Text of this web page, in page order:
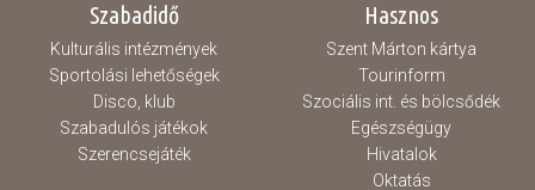
Szabadidő
Kulturális intézmények
Sportolási lehetőségek
Disco, klub
Szabadulós játékok
Szerencsejáték
Hasznos
Szent Márton kártya
Tourinform
Szociális int. és bölcsődék
Egészségügy
Hivatalok
Oktatás